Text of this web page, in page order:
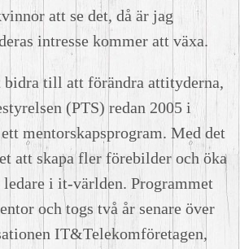
att se det, då är jag
intresse kommer att växa.
bidra till att förändra attityderna,
(PTS) redan 2005 i
mentorskapsprogram. Med det
att skapa fler förebilder och öka
i it-världen. Programmet
och togs två år senare över
IT&Telekomföretagen,